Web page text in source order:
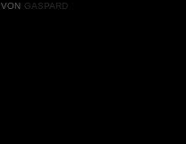
VON GASPARD